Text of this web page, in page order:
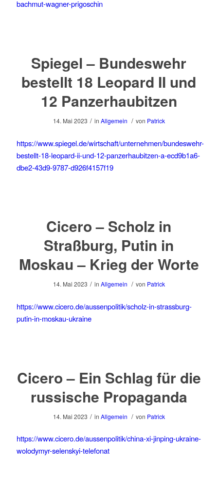
bachmut-wagner-prigoschin
Spiegel – Bundeswehr
bestellt 18 Leopard II und
12 Panzerhaubitzen
14. Mai 2023 / in Allgemein / von Patrick
https://www.spiegel.de/wirtschaft/unternehmen/bundeswehr-
bestellt-18-leopard-ii-und-12-panzerhaubitzen-a-ecd9b1a6-
dbe2-43d9-9787-d926f4157f19
Cicero – Scholz in
Straßburg, Putin in
Moskau – Krieg der Worte
14. Mai 2023 / in Allgemein / von Patrick
https://www.cicero.de/aussenpolitik/scholz-in-strassburg-
putin-in-moskau-ukraine
Cicero – Ein Schlag für die
russische Propaganda
14. Mai 2023 / in Allgemein / von Patrick
https://www.cicero.de/aussenpolitik/china-xi-jinping-ukraine-
wolodymyr-selenskyi-telefonat